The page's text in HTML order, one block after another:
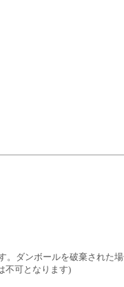
ダンボールを破棄された
不可となります)